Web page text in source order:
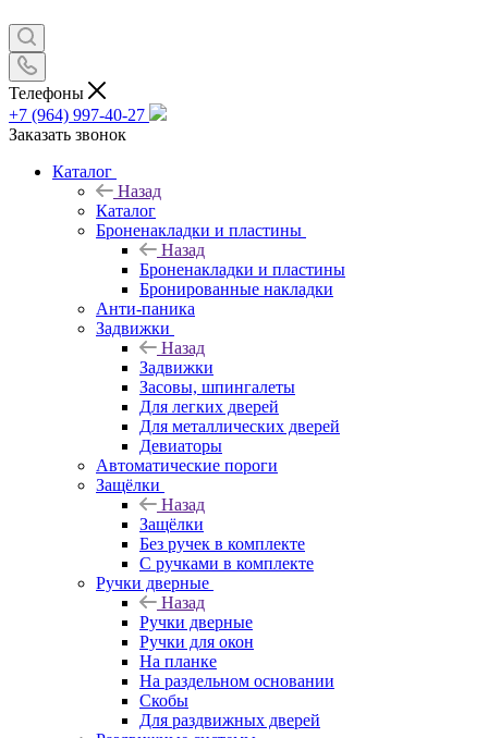
Телефоны
+7 (964) 997-40-27
Заказать звонок
Каталог
Назад
Каталог
Броненакладки и пластины
Назад
Броненакладки и пластины
Бронированные накладки
Анти-паника
Задвижки
Назад
Задвижки
Засовы, шпингалеты
Для легких дверей
Для металлических дверей
Девиаторы
Автоматические пороги
Защёлки
Назад
Защёлки
Без ручек в комплекте
С ручками в комплекте
Ручки дверные
Назад
Ручки дверные
Ручки для окон
На планке
На раздельном основании
Скобы
Для раздвижных дверей